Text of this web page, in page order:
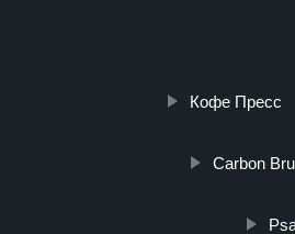
Кофе Пресс
Carbon